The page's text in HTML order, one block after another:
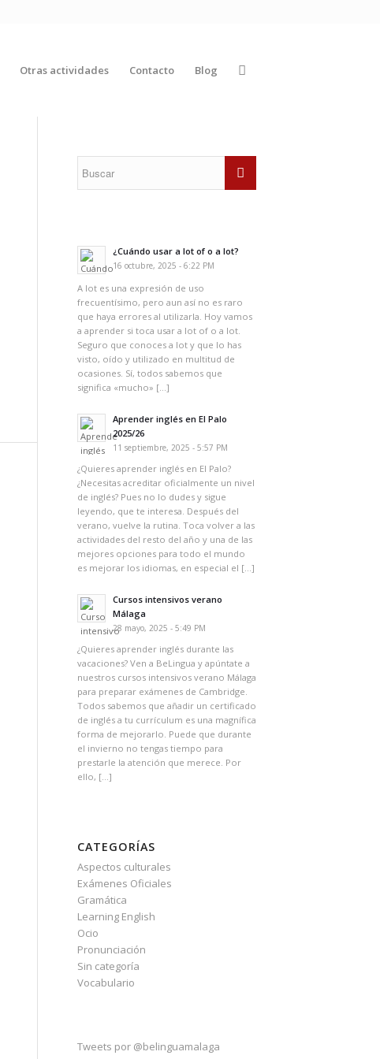
Otras actividades Contacto Blog
¿Cuándo usar a lot of o a lot?
16 octubre, 2025 - 6:22 PM
A lot es una expresión de uso
frecuentísimo, pero aun así no es raro
que haya errores al utilizarla. Hoy vamos
a aprender si toca usar a lot of o a lot.
Seguro que conoces a lot y que lo has
visto, oído y utilizado en multitud de
ocasiones. Sí, todos sabemos que
significa «mucho» […]
Aprender inglés en El Palo
2025/26
11 septiembre, 2025 - 5:57 PM
¿Quieres aprender inglés en El Palo?
¿Necesitas acreditar oficialmente un nivel
de inglés? Pues no lo dudes y sigue
leyendo, que te interesa. Después del
verano, vuelve la rutina. Toca volver a las
actividades del resto del año y una de las
mejores opciones para todo el mundo
es mejorar los idiomas, en especial el […]
Cursos intensivos verano
Málaga
28 mayo, 2025 - 5:49 PM
¿Quieres aprender inglés durante las
vacaciones? Ven a BeLingua y apúntate a
nuestros cursos intensivos verano Málaga
para preparar exámenes de Cambridge.
Todos sabemos que añadir un certificado
de inglés a tu currículum es una magnífica
forma de mejorarlo. Puede que durante
el invierno no tengas tiempo para
prestarle la atención que merece. Por
ello, […]
CATEGORÍAS
Aspectos culturales
Exámenes Oficiales
Gramática
Learning English
Ocio
Pronunciación
Sin categoría
Vocabulario
Tweets por @belinguamalaga